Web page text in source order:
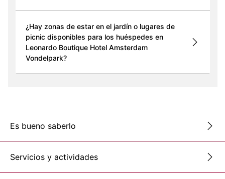
¿Hay zonas de estar en el jardín o lugares de
picnic disponibles para los huéspedes en
Leonardo Boutique Hotel Amsterdam
Vondelpark?
Es bueno saberlo
Servicios y actividades